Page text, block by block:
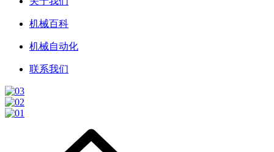
机械百科
机械自动化
联系我们